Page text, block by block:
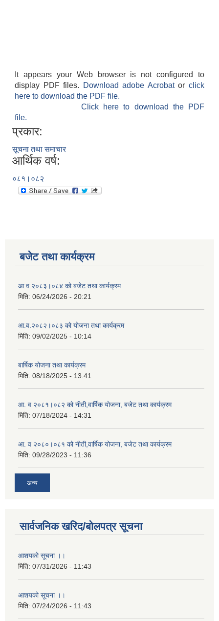
It appears your Web browser is not configured to
display PDF files.
Download adobe Acrobatorclick
here to download the PDF file.
Click here to download the PDF
file.
प्रकार:
सूचना तथा समाचार
आर्थिक वर्ष:
०८१।०८२
बजेट तथा कार्यक्रम
आ.व.२०८३।०८४ को बजेट तथा कार्यक्रम
मिति: 06/24/2026 - 20:21
आ.व.२०८२।०८३ को योजना तथा कार्यक्रम
मिति: 09/02/2025 - 10:14
बार्षिक योजना तथा कार्यक्रम
मिति: 08/18/2025 - 13:41
आ. व २०८१।०८२ को नीती,वार्षिक योजना, बजेट तथा कार्यक्रम
मिति: 07/18/2024 - 14:31
आ. व २०८०।०८१ को नीती,वार्षिक योजना, बजेट तथा कार्यक्रम
मिति: 09/28/2023 - 11:36
अन्य
सार्वजनिक खरिद/बोलपत्र सूचना
आशयको सूचना ।।
मिति: 07/31/2026 - 11:43
आशयको सूचना ।।
मिति: 07/24/2026 - 11:43